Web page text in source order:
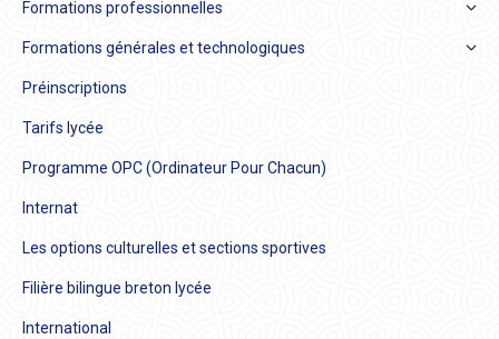
Formations professionnelles
Formations générales et technologiques
Préinscriptions
Tarifs lycée
Programme OPC (Ordinateur Pour Chacun)
Internat
Les options culturelles et sections sportives
Filière bilingue breton lycée
International